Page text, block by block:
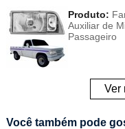
Produto:
Auxiliar de
Passageiro
Ver
Você também pode